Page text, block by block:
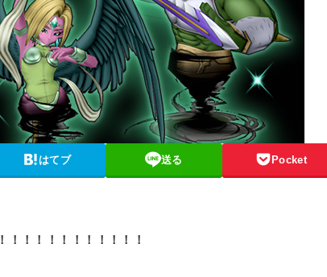
はてブ 送る Pocket
！！！！！！！！！！！